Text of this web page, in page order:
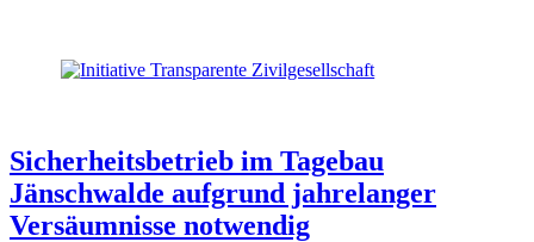
Sicherheitsbetrieb im Tagebau
Jänschwalde aufgrund jahrelanger
Versäumnisse notwendig